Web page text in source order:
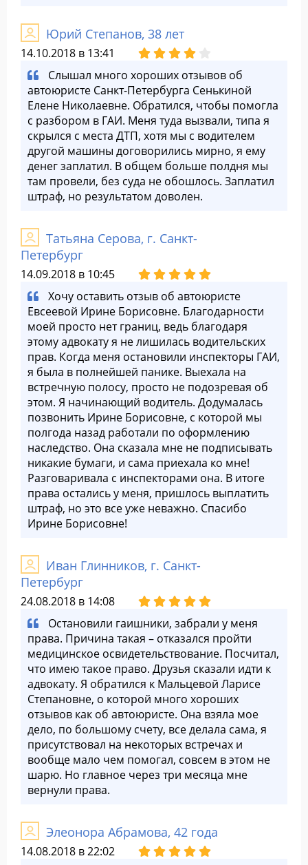
Юрий Степанов, 38 лет
14.10.2018 в 13:41
Слышал много хороших отзывов об
автоюристе Санкт-Петербурга Сенькиной
Елене Николаевне. Обратился, чтобы помогла
с разбором в ГАИ. Меня туда вызвали, типа я
скрылся с места ДТП, хотя мы с водителем
другой машины договорились мирно, я ему
денег заплатил. В общем больше полдня мы
там провели, без суда не обошлось. Заплатил
штраф, но результатом доволен.
Татьяна Серова, г. Санкт-
Петербург
14.09.2018 в 10:45
Хочу оставить отзыв об автоюристе
Евсеевой Ирине Борисовне. Благодарности
моей просто нет границ, ведь благодаря
этому адвокату я не лишилась водительских
прав. Когда меня остановили инспекторы ГАИ,
я была в полнейшей панике. Выехала на
встречную полосу, просто не подозревая об
этом. Я начинающий водитель. Додумалась
позвонить Ирине Борисовне, с которой мы
полгода назад работали по оформлению
наследство. Она сказала мне не подписывать
никакие бумаги, и сама приехала ко мне!
Разговаривала с инспекторами она. В итоге
права остались у меня, пришлось выплатить
штраф, но это все уже неважно. Спасибо
Ирине Борисовне!
Иван Глинников, г. Санкт-
Петербург
24.08.2018 в 14:08
Остановили гаишники, забрали у меня
права. Причина такая – отказался пройти
медицинское освидетельствование. Посчитал,
что имею такое право. Друзья сказали идти к
адвокату. Я обратился к Мальцевой Ларисе
Степановне, о которой много хороших
отзывов как об автоюристе. Она взяла мое
дело, по большому счету, все делала сама, я
присутствовал на некоторых встречах и
вообще мало чем помогал, совсем в этом не
шарю. Но главное через три месяца мне
вернули права.
Элеонора Абрамова, 42 года
14.08.2018 в 22:02